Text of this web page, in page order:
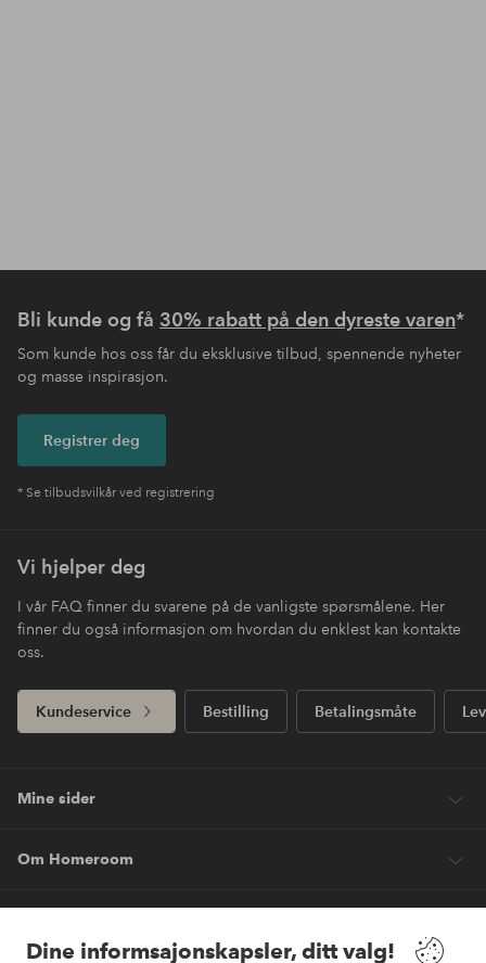
Dine informsajonskapsler, ditt valg!
Bli kunde og få 30% rabatt på den dyreste varen*
Som kunde hos oss får du eksklusive tilbud, spennende nyheter
og masse inspirasjon.
Registrer deg
* Se tilbudsvilkår ved registrering
Vi hjelper deg
I vår FAQ finner du svarene på de vanligste spørsmålene. Her
finner du også informasjon om hvordan du enklest kan kontakte
oss.
Kundeservice Bestilling Betalingsmåte
Mine sider
Om Homeroom